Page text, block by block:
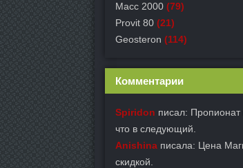
Масс 2000 (79)
Provit 80 (21)
Geosteron (114)
Комментарии
Spiridon писал: Пропионат
что в следующий.
Anishina писала: Цена
скидкой.